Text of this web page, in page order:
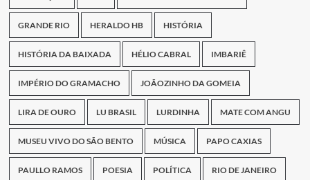
GRANDE RIO HERALDO HB HISTÓRIA
HISTÓRIA DA BAIXADA HÉLIO CABRAL IMBARIÊ
IMPÉRIO DO GRAMACHO JOÃOZINHO DA GOMEIA
LIRA DE OURO LU BRASIL LURDINHA MATE COM ANGU
MUSEU VIVO DO SÃO BENTO MÚSICA PAPO CAXIAS
PAULLO RAMOS POESIA POLÍTICA RIO DE JANEIRO